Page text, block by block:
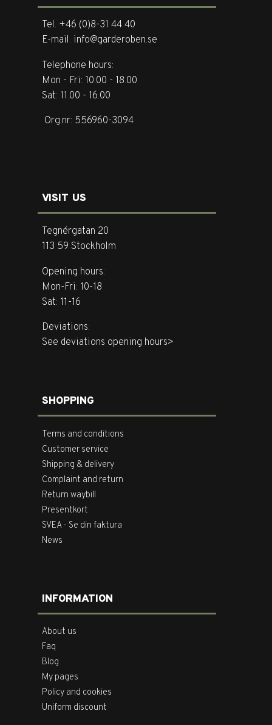
Tel. +46 (0)8-31 44 40
E-mail. info@garderoben.se
Telephone hours:
Mon - Fri: 10.00 - 18.00
Sat: 11.00 - 16.00
Org.nr: 556960-3094
VISIT US
Tegnérgatan 20
113 59 Stockholm
Opening hours:
Mon-Fri: 10-18
Sat: 11-16
Deviations:
See deviations opening hours>
SHOPPING
Terms and conditions
Customer service
Shipping & delivery
Complaint and return
Return waybill
Presentkort
SVEA - Se din faktura
News
INFORMATION
About us
Faq
Blog
My pages
Policy and cookies
Uniform discount